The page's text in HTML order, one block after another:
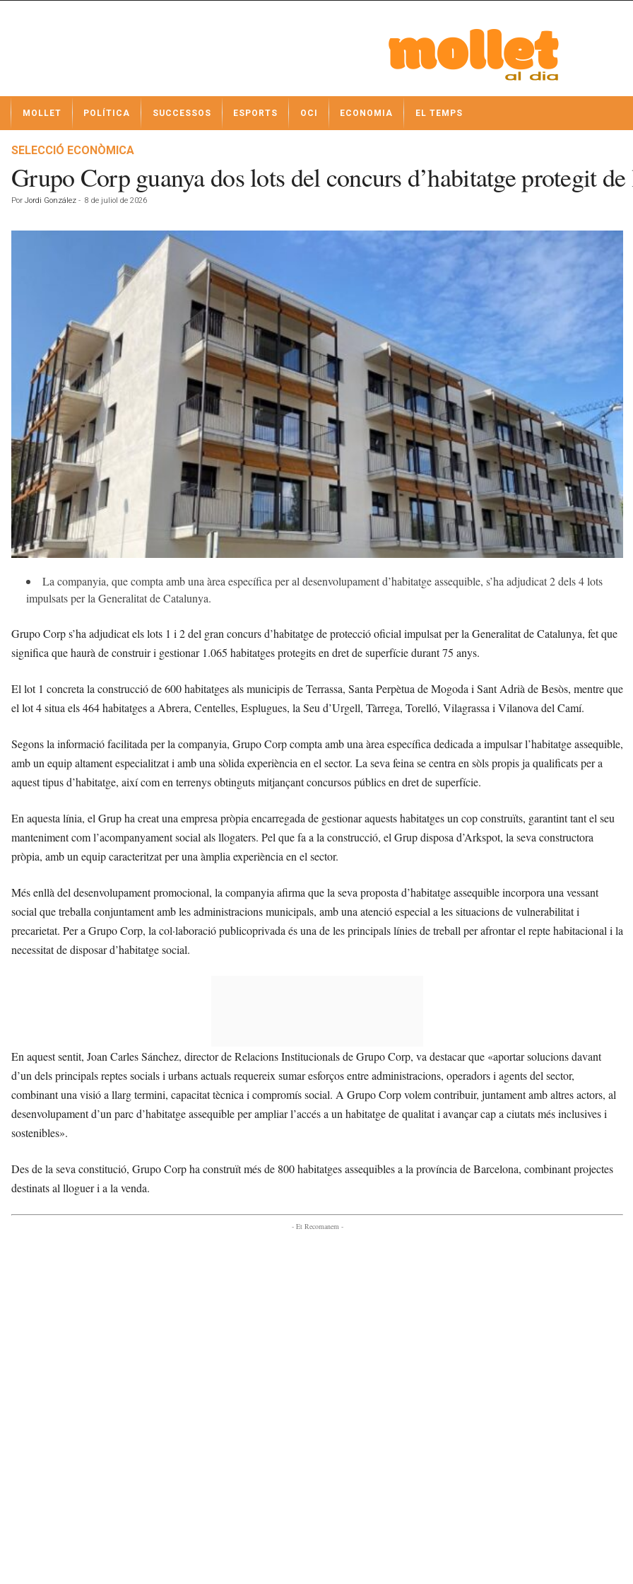
t
MOLLET POLÍTICA SUCCESSOS ESPORTS OCI ECONOMIA EL TEMPS
SELECCIÓ ECONÒMICA
Grupo Corp guanya dos lots del concurs d’habitatge protegit
Por Jordi González - 8 de juliol de 2026
La companyia, que compta amb una àrea específica per al desenvolupament d’habitatge assequible, s’ha adjudicat 2 dels 4 lots
impulsats per la Generalitat de Catalunya.
Grupo Corp s’ha adjudicat els lots 1 i 2 del gran concurs d’habitatge de protecció oficial impulsat per la Generalitat de Catalunya, fet que
significa que haurà de construir i gestionar 1.065 habitatges protegits en dret de superfície durant 75 anys.
El lot 1 concreta la construcció de 600 habitatges als municipis de Terrassa, Santa Perpètua de Mogoda i Sant Adrià de Besòs, mentre que
el lot 4 situa els 464 habitatges a Abrera, Centelles, Esplugues, la Seu d’Urgell, Tàrrega, Torelló, Vilagrassa i Vilanova del Camí.
Segons la informació facilitada per la companyia, Grupo Corp compta amb una àrea específica dedicada a impulsar l’habitatge assequible,
amb un equip altament especialitzat i amb una sòlida experiència en el sector. La seva feina se centra en sòls propis ja qualificats per a
aquest tipus d’habitatge, així com en terrenys obtinguts mitjançant concursos públics en dret de superfície.
En aquesta línia, el Grup ha creat una empresa pròpia encarregada de gestionar aquests habitatges un cop construïts, garantint tant el seu
manteniment com l’acompanyament social als llogaters. Pel que fa a la construcció, el Grup disposa d’Arkspot, la seva constructora
pròpia, amb un equip caracteritzat per una àmplia experiència en el sector.
Més enllà del desenvolupament promocional, la companyia afirma que la seva proposta d’habitatge assequible incorpora una vessant
social que treballa conjuntament amb les administracions municipals, amb una atenció especial a les situacions de vulnerabilitat i
precarietat. Per a Grupo Corp, la col·laboració publicoprivada és una de les principals línies de treball per afrontar el repte habitacional i la
necessitat de disposar d’habitatge social.
En aquest sentit, Joan Carles Sánchez, director de Relacions Institucionals de Grupo Corp, va destacar que «aportar solucions davant
d’un dels principals reptes socials i urbans actuals requereix sumar esforços entre administracions, operadors i agents del sector,
combinant una visió a llarg termini, capacitat tècnica i compromís social. A Grupo Corp volem contribuir, juntament amb altres actors, al
desenvolupament d’un parc d’habitatge assequible per ampliar l’accés a un habitatge de qualitat i avançar cap a ciutats més inclusives i
sostenibles».
Des de la seva constitució, Grupo Corp ha construït més de 800 habitatges assequibles a la província de Barcelona, combinant projectes
destinats al lloguer i a la venda.
- Et Recomanem -